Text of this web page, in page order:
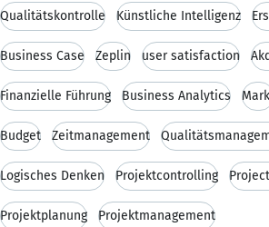
Qualitätskontrolle Künstliche Intelligenz
Business Case Zeplin user satisfaction
Finanzielle Führung Business Analytics
Budget Zeitmanagement
Logisches Denken Projektcontrolling
Projektplanung Projektmanagement